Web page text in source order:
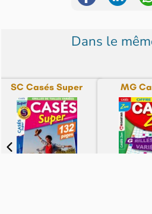
Dans le
SC Casés Super MG